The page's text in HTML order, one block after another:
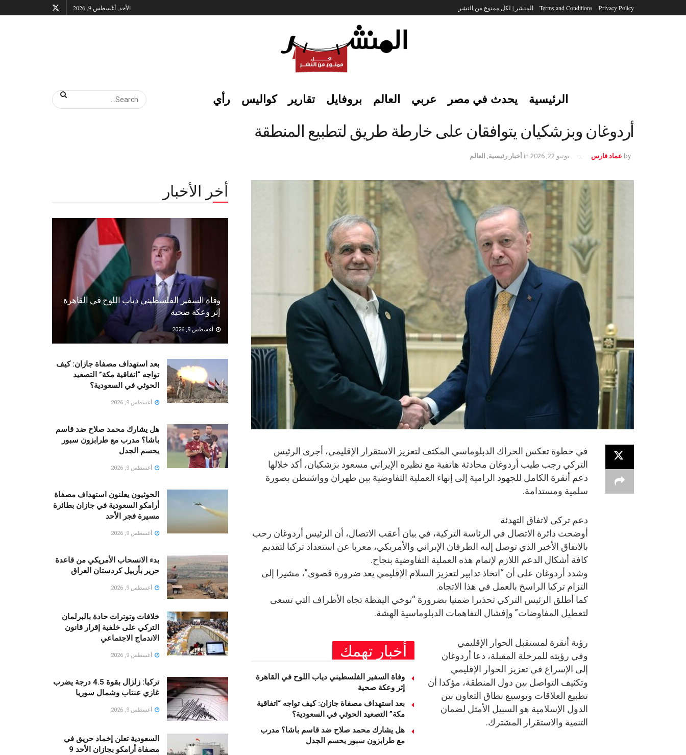
Privacy Policy
Terms and Conditions المنشر | لكل ممنوع من النشر الأحد, أغسطس 9, 2026
الرئيسية يحدث في مصر عربي العالم بروفايل تقارير كواليس رأي
أردوغان وبزشكيان يتوافقان على خارطة طريق لتطبيع المنطقة
by عماد فارس يونيو 22, 2026 in أخبار رئيسية العالم
في خطوة تعكس الحراك الدبلوماسي المكثف لتعزيز الاستقرار الإقليمي، أجرى الرئيس
التركي رجب طيب أردوغان محادثة هاتفية مع نظيره الإيراني مسعود بزشكيان، أكد خلالها
دعم أنقرة الكامل للجهود الرامية إلى إنهاء العملية التفاوضية بين طهران وواشنطن بصورة
سلمية ومستدامة.
دعم تركي لاتفاق التهدئة
أوضحت دائرة الاتصال في الرئاسة التركية، في بيان أعقب الاتصال، أن الرئيس أردوغان رحب
بالاتفاق الأخير الذي توصل إليه الطرفان الإيراني والأمريكي، معربا عن استعداد تركيا لتقديم
كافة أشكال الدعم اللازم لإتمام هذه العملية التفاوضية بنجاح.
وشدد أردوغان على أن “اتخاذ تدابير لتعزيز السلام الإقليمي يعد ضرورة قصوى”، مشيرا إلى
التزام تركيا الراسخ بالعمل في هذا الاتجاه.
كما أطلق الرئيس التركي تحذيرا ضمنيا بضرورة “توخي اليقظة تجاه الأطراف التي تسعى
لتعطيل المفاوضات” وإفشال التفاهمات الدبلوماسية الهشة.
أخبار تهمك
وفاة السفير الفلسطيني دياب اللوح في القاهرة
إثر وعكة صحية
بعد استهداف مصفاة جازان: كيف تواجه “اتفاقية
مكة” التصعيد الحوثي في السعودية؟
هل يشارك محمد صلاح ضد قاسم باشا؟ مدرب
مع طرابزون سبور يحسم الجدل
رؤية أنقرة لمستقبل الحوار الإقليمي
وفي رؤيته للمرحلة المقبلة، دعا أردوغان
إلى الإسراع في تعزيز الحوار الإقليمي
وتكثيف التواصل بين دول المنطقة، مؤكدا أن
تطبيع العلاقات وتوسيع نطاق التعاون بين
الدول الإسلامية هو السبيل الأمثل لضمان
التنمية والاستقرار المشترك.
أخر الأخبار
وفاة السفير الفلسطيني دياب اللوح في القاهرة
إثر وعكة صحية
أغسطس 9, 2026
بعد استهداف مصفاة جازان: كيف
تواجه “اتفاقية مكة” التصعيد
الحوثي في السعودية؟
أغسطس 9, 2026
هل يشارك محمد صلاح ضد قاسم
باشا؟ مدرب مع طرابزون سبور
يحسم الجدل
أغسطس 9, 2026
الحوثيون يعلنون استهداف مصفاة
أرامكو السعودية في جازان بطائرة
مسيرة فجر الأحد
أغسطس 9, 2026
بدء الانسحاب الأمريكي من قاعدة
حرير بأربيل كردستان العراق
أغسطس 9, 2026
خلافات وتوترات حادة بالبرلمان
التركي على خلفية إقرار قانون
الاندماج الاجتماعي
أغسطس 9, 2026
تركيا: زلزال بقوة 4.5 درجة يضرب
غازي عنتاب وشمال سوريا
أغسطس 9, 2026
السعودية تعلن إخماد حريق في
مصفاة أرامكو بجازان الأحد 9